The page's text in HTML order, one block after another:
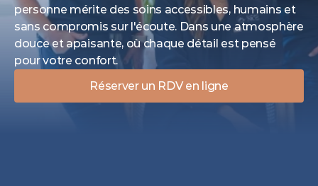
personne mérite des soins accessibles, humains et
sans compromis sur l'écoute. Dans une atmosphère
douce et apaisante, où chaque détail est pensé
pour votre confort.
Réserver un RDV en ligne